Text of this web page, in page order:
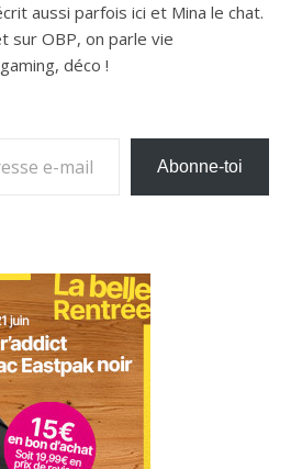
aussi parfois ici et Mina le chat.
sur OBP, on parle vie
déco !
Abonne-toi